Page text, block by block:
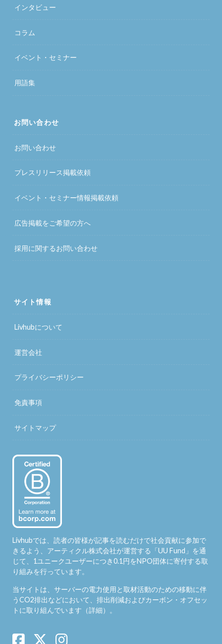
インタビュー
コラム
イベント・セミナー
用語集
お問い合わせ
お問い合わせ
プレスリリース掲載依頼
イベント・セミナー情報掲載依頼
広告掲載をご希望の方へ
採用に関するお問い合わせ
サイト情報
Livhubについて
運営会社
プライバシーポリシー
免責事項
サイトマップ
Livhubでは、読者の皆様が記事を読むだけで社会貢献に参加で
きるよう、アーティクル株式会社が運営する「UU Fund 」を通
じて、1ユニークユーザーにつき0.1円をNPO団体に寄付する取
り組みを行っています。
当サイトは、サーバーの電力使用と取材活動のための移動に伴
うCO2排出などにおいて、排出削減およびカーボン・オフセッ
トに取り組んでいます（詳細）。